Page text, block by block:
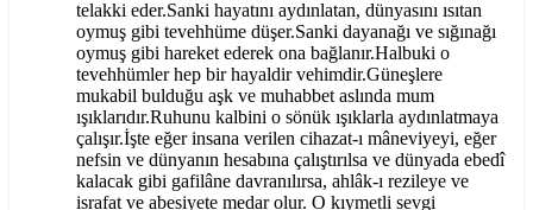
telakki eder.Sanki hayatını aydınlatan, dünyasını ısıtan
oymuş gibi tevehhüme düşer.Sanki dayanağı ve sığınağı
oymuş gibi hareket ederek ona bağlanır.Halbuki o
tevehhümler hep bir hayaldir vehimdir.Güneşlere
mukabil bulduğu aşk ve muhabbet aslında mum
ışıklarıdır.Ruhunu kalbini o sönük ışıklarla aydınlatmaya
çalışır.İşte eğer insana verilen cihazat-ı mâneviyeyi, eğer
nefsin ve dünyanın hesabına çalıştırılsa ve dünyada ebedî
kalacak gibi gafilâne davranılırsa, ahlâk-ı rezileye ve
israfat ve abesiyete medar olur. O kıymetli sevgi